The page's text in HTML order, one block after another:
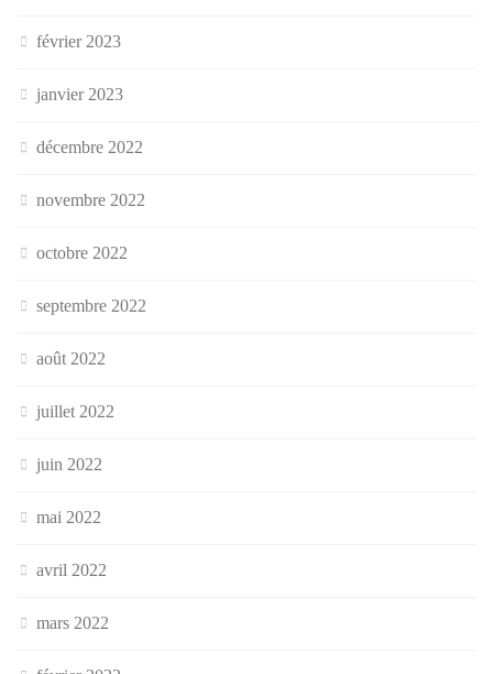
février 2023
janvier 2023
décembre 2022
novembre 2022
octobre 2022
septembre 2022
août 2022
juillet 2022
juin 2022
mai 2022
avril 2022
mars 2022